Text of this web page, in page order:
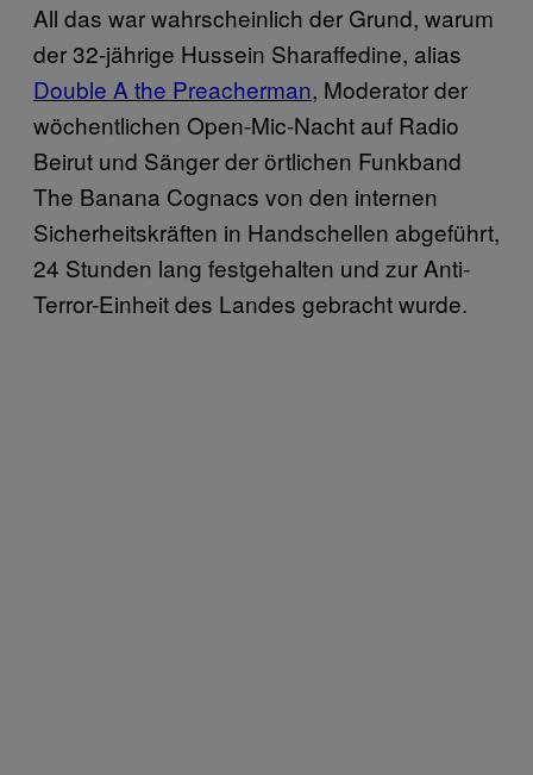
All das war wahrscheinlich der Grund, warum
der 32-jährige Hussein Sharaffedine, alias
Double A the Preacherman, Moderator der
wöchentlichen Open-Mic-Nacht auf Radio
Beirut und Sänger der örtlichen Funkband
The Banana Cognacs von den internen
Sicherheitskräften in Handschellen abgeführt,
24 Stunden lang festgehalten und zur Anti-
Terror-Einheit des Landes gebracht wurde.